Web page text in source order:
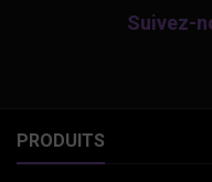
Suivez-
PRODUITS